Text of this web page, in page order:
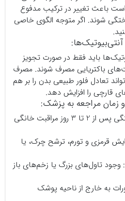
باعث تغییر در ترکیب مدفوع
شوند. اگر متوجه الگوی خاصی
باید فقط در صورت تجویز
باکتریایی مصرف شوند. مصرف
تعادل فلور طبیعی بدن را بر هم
قارچی را افزایش دهد.
عدم بهبودی: اگر سوختگی پس از 2 تا 3 روز مراقبت خانگی
قرمزی و تورم، ترشح چرک، یا
تاول‌های بزرگ یا زخم‌های باز
به خارج از ناحیه پوشک